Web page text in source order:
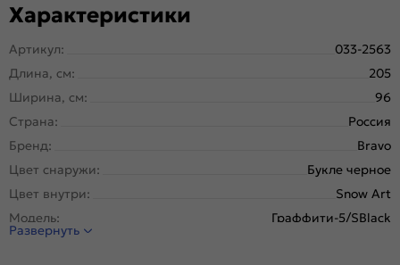
Характеристики
Артикул:
033-2563
Длина, см:
205
Ширина, см:
96
Страна:
Россия
Бренд:
Bravo
Цвет снаружи:
Букле черное
Цвет внутри:
Snow Art
Модель:
Граффити-5/SBlack
Открывание:
Развернуть